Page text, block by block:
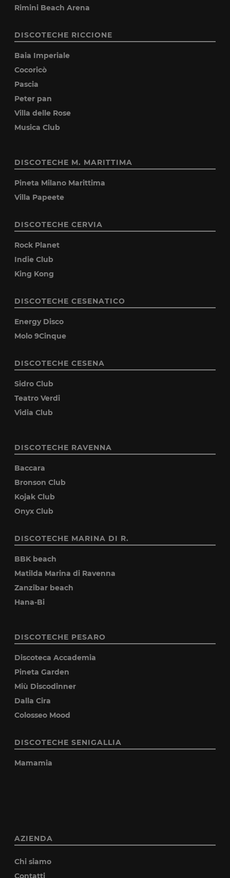
Rimini Beach Arena
DISCOTECHE RICCIONE
Baia Imperiale
Cocoricò
Pascia
Peter pan
Villa delle Rose
Musica Club
DISCOTECHE M. MARITTIMA
Pineta Milano Marittima
Villa Papeete
DISCOTECHE CERVIA
Rock Planet
Indie Club
King Kong
DISCOTECHE CESENATICO
Energy Disco
Molo 9Cinque
DISCOTECHE CESENA
Sidro Club
Teatro Verdi
Vidia Club
DISCOTECHE RAVENNA
Baccara
Bronson Club
Kojak Club
Onyx Club
DISCOTECHE MARINA DI R.
BBK beach
Matilda Marina di Ravenna
Zanzibar beach
Hana-Bi
DISCOTECHE PESARO
Discoteca Accademia
Pineta Garden
Miù Discodinner
Dalla Cira
Colosseo Mood
DISCOTECHE SENIGALLIA
Mamamia
AZIENDA
Chi siamo
Contatti